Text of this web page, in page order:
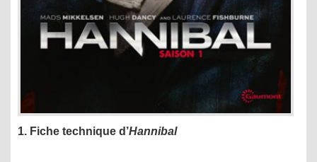
1. Fiche technique d’Hannibal